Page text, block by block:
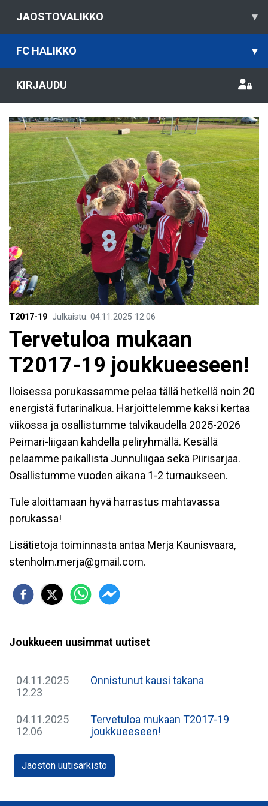
JAOSTOVALIKKO ▾
FC HALIKKO ▾
KIRJAUDU
T2017-19 Julkaistu: 04.11.2025 12.06
Tervetuloa mukaan
T2017-19 joukkueeseen!
Iloisessa porukassamme pelaa tällä hetkellä noin 20
energistä futarinalkua. Harjoittelemme kaksi kertaa
viikossa ja osallistumme talvikaudella 2025-2026
Peimari-liigaan kahdella peliryhmällä. Kesällä
pelaamme paikallista Junnuliigaa sekä Piirisarjaa.
Osallistumme vuoden aikana 1-2 turnaukseen.
Tule aloittamaan hyvä harrastus mahtavassa
porukassa!
Lisätietoja toiminnasta antaa Merja Kaunisvaara,
stenholm.merja@gmail.com.
Joukkueen uusimmat uutiset
04.11.2025
12.23
Onnistunut kausi takana
04.11.2025
12.06
Tervetuloa mukaan T2017-19
joukkueeseen!
Jaoston uutisarkisto